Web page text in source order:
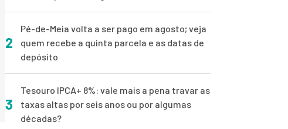
2
Pé-de-Meia volta a ser pago em agosto; veja
quem recebe a quinta parcela e as datas de
depósito
3
Tesouro IPCA+ 8%: vale mais a pena travar as
taxas altas por seis anos ou por algumas
décadas?